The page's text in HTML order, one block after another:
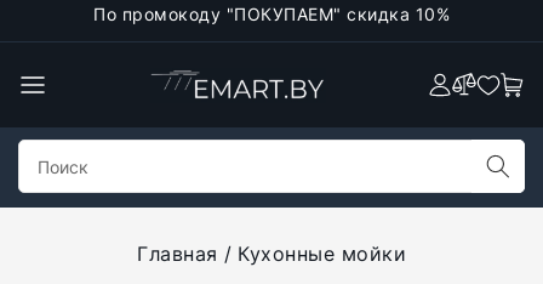
По промокоду "ПОКУПАЕМ" скидка 10%
Главная Кухонные мойки